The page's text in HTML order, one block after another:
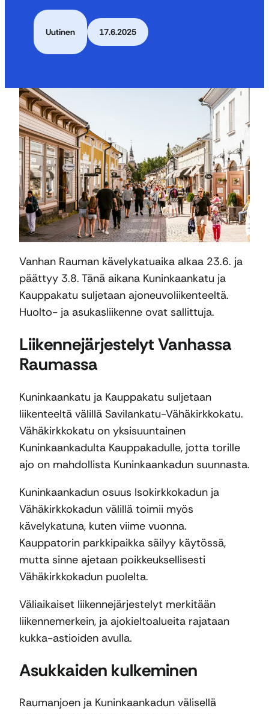
Uutinen 17.6.2025
Vanhan Rauman kävelykatuaika alkaa 23.6. ja
päättyy 3.8. Tänä aikana Kuninkaankatu ja
Kauppakatu suljetaan ajoneuvoliikenteeltä.
Huolto- ja asukasliikenne ovat sallittuja.
Liikennejärjestelyt Vanhassa
Raumassa
Kuninkaankatu ja Kauppakatu suljetaan
liikenteeltä välillä Savilankatu-Vähäkirkkokatu.
Vähäkirkkokatu on yksisuuntainen
Kuninkaankadulta Kauppakadulle, jotta torille
ajo on mahdollista Kuninkaankadun suunnasta.
Kuninkaankadun osuus Isokirkkokadun ja
Vähäkirkkokadun välillä toimii myös
kävelykatuna, kuten viime vuonna.
Kauppatorin parkkipaikka säilyy käytössä,
mutta sinne ajetaan poikkeuksellisesti
Vähäkirkkokadun puolelta.
Väliaikaiset liikennejärjestelyt merkitään
liikennemerkein, ja ajokieltoalueita rajataan
kukka-astioiden avulla.
Asukkaiden kulkeminen
Raumanjoen ja Kuninkaankadun välisellä